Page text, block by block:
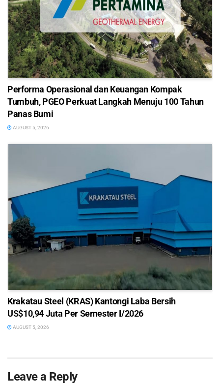
Performa Operasional dan Keuangan Kompak
Tumbuh, PGEO Perkuat Langkah Menuju 100 Tahun
Panas Bumi
AUGUST 5, 2026
Krakatau Steel (KRAS) Kantongi Laba Bersih
US$10,94 Juta Per Semester I/2026
AUGUST 5, 2026
Leave a Reply